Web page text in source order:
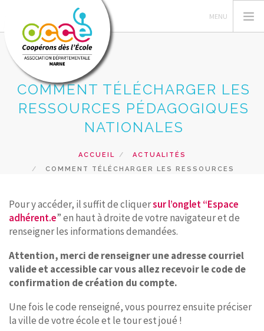
VOTRE AD51
PEDAGOGIE COOPERATIVE
PRÊT & SERVICES
RECHERCHER
COMMENT TÉLÉCHARGER LES
RESSOURCES PÉDAGOGIQUES
NATIONALES
ACCUEIL
ACTUALITÉS
COMMENT TÉLÉCHARGER LES RESSOURCES
Pour y accéder, il suffit de cliquersur l’onglet “Espace
adhérent.e” en haut à droite de votre navigateur et de
renseigner les informations demandées.
Attention, merci de renseigner une adresse courriel
valide et accessible car vous allez recevoir le code de
confirmation de création du compte.
Une fois le code renseigné, vous pourrez ensuite préciser
la ville de votre école et le tour est joué !